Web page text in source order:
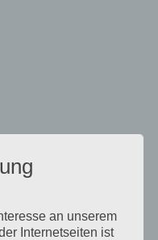
an unserem
Internetseiten ist